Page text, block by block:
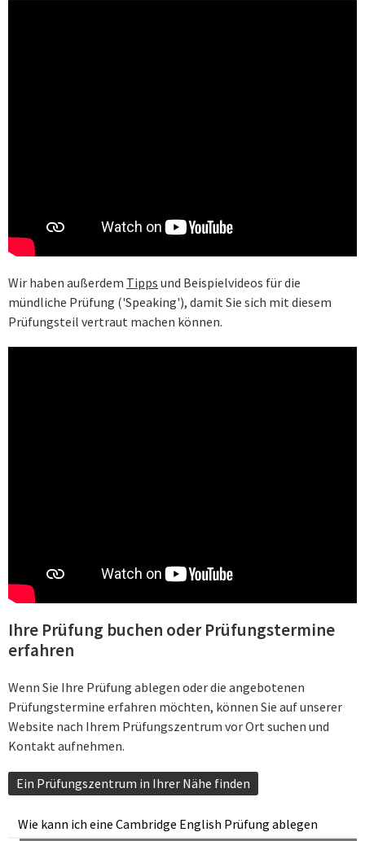
Wie kann ich eine Cambridge English Prüfung ablegen
Wir haben außerdem Tipps und Beispielvideos für die
mündliche Prüfung ('Speaking'), damit Sie sich mit diesem
Prüfungsteil vertraut machen können.
Ihre Prüfung buchen oder Prüfungstermine
erfahren
Wenn Sie Ihre Prüfung ablegen oder die angebotenen
Prüfungstermine erfahren möchten, können Sie auf unserer
Website nach Ihrem Prüfungszentrum vor Ort suchen und
Kontakt aufnehmen.
Ein Prüfungszentrum in Ihrer Nähe finden